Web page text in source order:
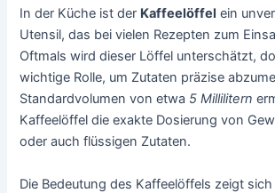
In der Küche ist der Kaffeelöffel ein
Utensil, das bei vielen Rezepten zum
Oftmals wird dieser Löffel unterschätzt,
wichtige Rolle, um Zutaten präzise
Standardvolumen von etwa 5 Millilitern
Kaffeelöffel die exakte Dosierung von
oder auch flüssigen Zutaten.
Die Bedeutung des Kaffeelöffels zeigt